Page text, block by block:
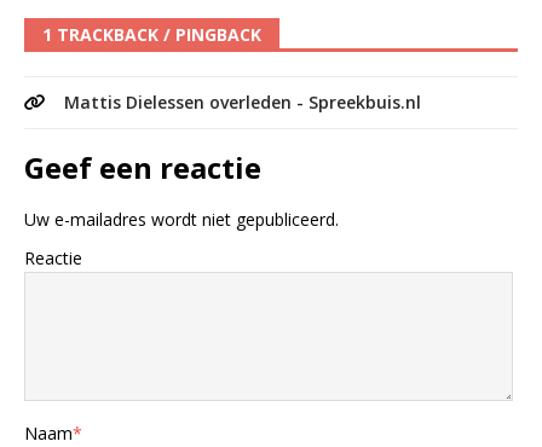
1 TRACKBACK / PINGBACK
Mattis Dielessen overleden - Spreekbuis.nl
Geef een reactie
Uw e-mailadres wordt niet gepubliceerd.
Reactie
Naam*